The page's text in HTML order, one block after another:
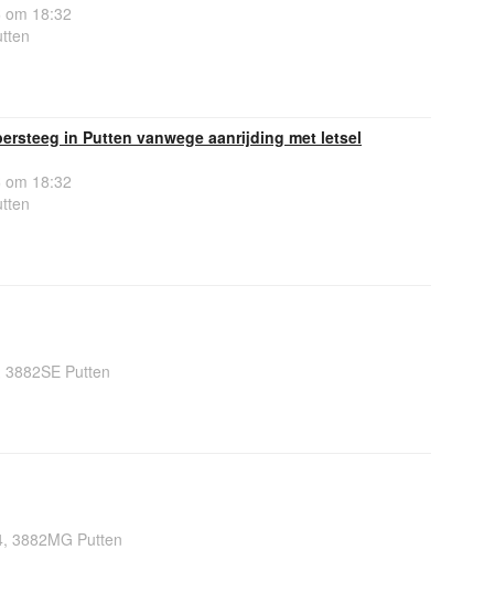
om 18:32
in Putten vanwege aanrijding met letsel
om 18:32
Putten
3882MG Putten